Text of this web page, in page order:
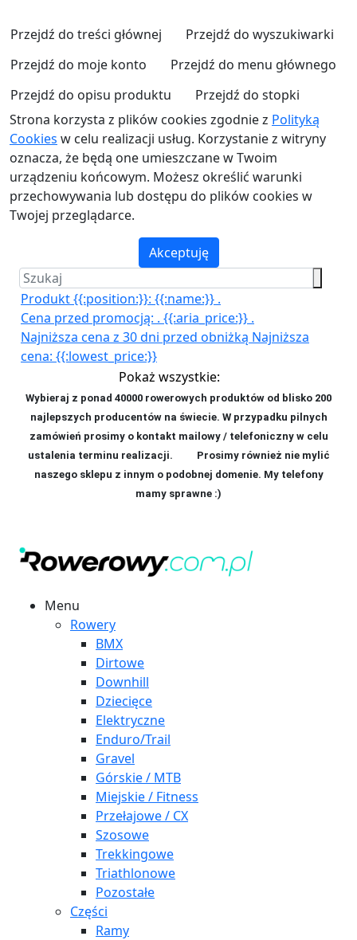
Przejdź do treści głównej
Przejdź do wyszukiwarki
Przejdź do moje konto
Przejdź do menu głównego
Przejdź do opisu produktu
Przejdź do stopki
Strona korzysta z plików cookies zgodnie z Polityką
Cookies w celu realizacji usług. Korzystanie z witryny
oznacza, że będą one umieszczane w Twoim
urządzeniu końcowym. Możesz określić warunki
przechowywania lub dostępu do plików cookies w
Twojej przeglądarce.
Akceptuję
Produkt {{:position:}}: {{:name:}} .
Cena przed promocją: . {{:aria_price:}} .
Najniższa cena z 30 dni przed obniżką Najniższa
cena: {{:lowest_price:}}
Pokaż wszystkie:
Wybieraj z ponad 40000 rowerowych produktów od blisko 200
najlepszych producentów na świecie. W przypadku pilnych
zamówień prosimy o kontakt mailowy / telefoniczny w celu
ustalenia terminu realizacji. Prosimy również nie mylić
naszego sklepu z innym o podobnej domenie. My telefony
mamy sprawne :)
Menu
Rowery
BMX
Dirtowe
Downhill
Dziecięce
Elektryczne
Enduro/Trail
Gravel
Górskie / MTB
Miejskie / Fitness
Przełajowe / CX
Szosowe
Trekkingowe
Triathlonowe
Pozostałe
Części
Ramy